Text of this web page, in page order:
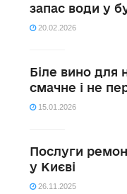
запас води у
20.02.2026
Біле вино для
смачне і не
15.01.2026
Послуги
у Києві
26.11.2025